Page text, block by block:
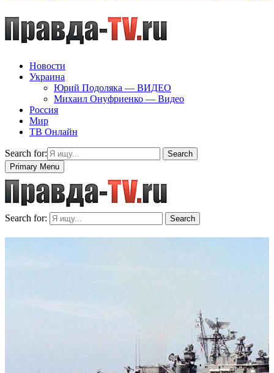
Новости
Украина
Юрий Подоляка — ВИДЕО
Михаил Онуфриенко — Видео
Россия
Мир
ТВ Онлайн
Search for:
Search
Primary Menu
Search for: Search